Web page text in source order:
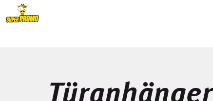
Türanhänger